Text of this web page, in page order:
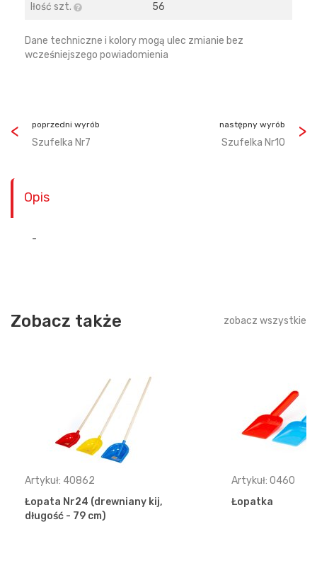
Iłość szt. 56
Dane techniczne i kolory mogą ulec zmianie bez
wcześniejszego powiadomienia
poprzedni wyrób
Szufelka Nr7
następny wyrób
Szufelka Nr10
Opis
-
Zobacz także zobacz wszystkie
Artykuł: 40862
Łopata Nr24 (drewniany kij,
długość - 79 cm)
Artykuł: 0460
Łopatka